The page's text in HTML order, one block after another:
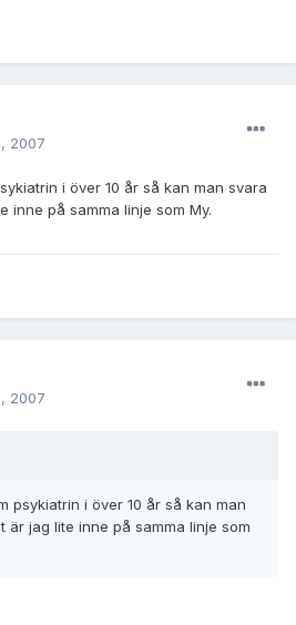
2007
i över 10 år så kan man svara
inne på samma linje som My.
2007
psykiatrin i över 10 år så kan man
är jag lite inne på samma linje som